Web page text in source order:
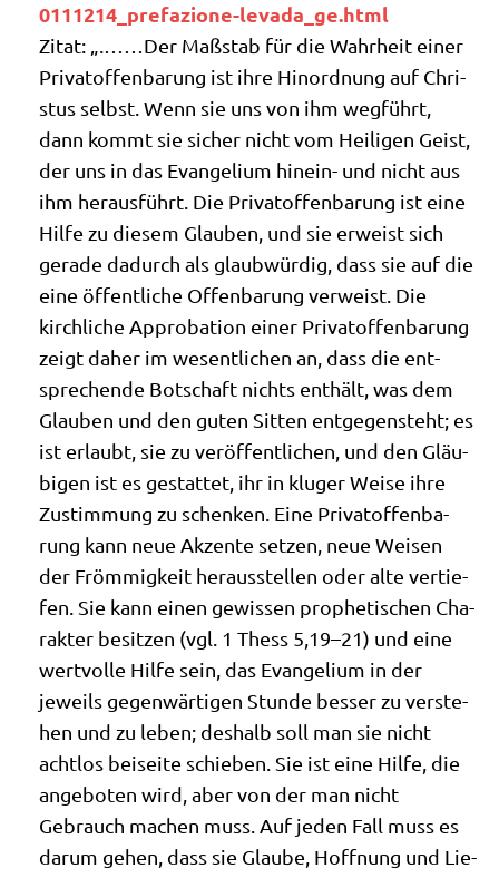
0​1​1​1​2​1​4​_​p​r​e​f​a​z​i​o​n​e​-​l​e​v​a​d​a​_​g​e​.​h​tml
Zitat: „.……Der Maß­stab für die Wahr­heit einer
Pri­vat­of­fen­ba­rung ist ihre Hin­ord­nung auf Chri­
stus selbst. Wenn sie uns von ihm weg­führt,
dann kommt sie sicher nicht vom Hei­li­gen Geist,
der uns in das Evan­ge­li­um hin­ein- und nicht aus
ihm her­aus­führt. Die Pri­vat­of­fen­ba­rung ist eine
Hil­fe zu die­sem Glau­ben, und sie erweist sich
gera­de dadurch als glaub­wür­dig, dass sie auf die
eine öffent­li­che Offen­ba­rung ver­weist. Die
kirch­li­che Appro­ba­ti­on einer Pri­vat­of­fen­ba­rung
zeigt daher im wesent­li­chen an, dass die ent­
spre­chen­de Bot­schaft nichts ent­hält, was dem
Glau­ben und den guten Sit­ten ent­ge­gen­steht; es
ist erlaubt, sie zu ver­öf­fent­li­chen, und den Gläu­
bi­gen ist es gestat­tet, ihr in klu­ger Wei­se ihre
Zustim­mung zu schen­ken. Eine Pri­vat­of­fen­ba­
rung kann neue Akzen­te set­zen, neue Wei­sen
der Fröm­mig­keit her­aus­stel­len oder alte ver­tie­
fen. Sie kann einen gewis­sen pro­phe­ti­schen Cha­
rak­ter besit­zen (vgl. 1 Thess 5,19–21) und eine
wert­vol­le Hil­fe sein, das Evan­ge­li­um in der
jeweils gegen­wär­ti­gen Stun­de bes­ser zu ver­ste­
hen und zu leben; des­halb soll man sie nicht
acht­los bei­sei­te schie­ben. Sie ist eine Hil­fe, die
ange­bo­ten wird, aber von der man nicht
Gebrauch machen muss. Auf jeden Fall muss es
dar­um gehen, dass sie Glau­be, Hoff­nung und Lie­